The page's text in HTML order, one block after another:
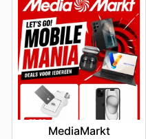
MediaMarkt